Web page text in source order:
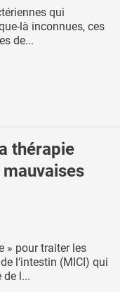
qui
là inconnues, ces
de...
thérapie
» pour traiter les
l’intestin (MICI) qui
de l...